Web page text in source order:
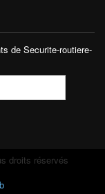
de Securite-routiere-
droits réservés